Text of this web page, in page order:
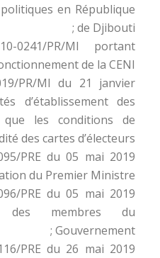
en République
de Djibouti ;
0241/PR/MI portant
de la CENI;
PR/MI du 21 janvier
d’établissement des
les conditions de
des cartes d’électeurs ;
PRE du 05 mai 2019
du Premier Ministre ;
PRE du 05 mai 2019
des membres du
Gouvernement ;
PRE du 26 mai 2019